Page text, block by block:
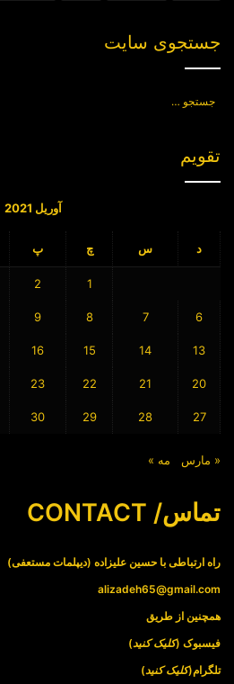
جستجوی سایت
تقویم
آوریل 2021
د س چ پ
1
2
6
7
8
9
13
14
15
16
20
21
22
23
27
28
29
30
« مارس مه »
تماس/ CONTACT
راه ارتباطی با حسین علیزاده (دیپلمات مستعفی)
alizadeh65@gmail.com
همچنین از طریق
فیسبوک (کلیک کنید)
تلگرام(کلیک کنید)